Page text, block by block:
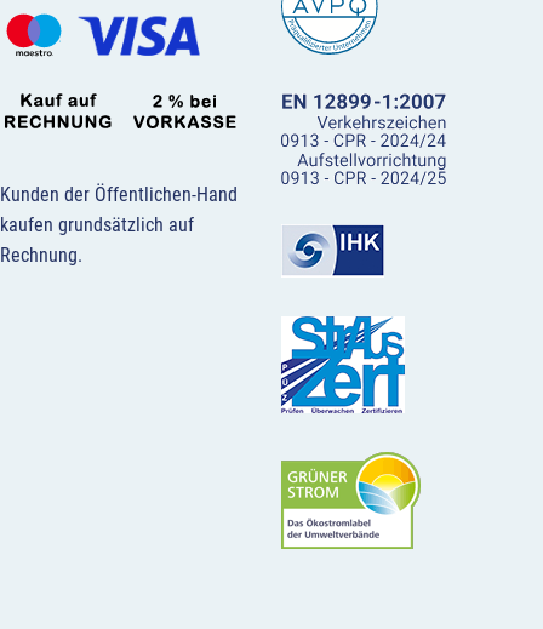
Kunden der Öffentlichen-Hand
kaufen grundsätzlich auf
Rechnung.